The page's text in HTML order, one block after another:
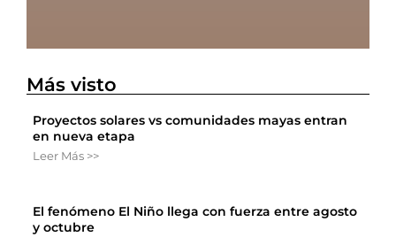
Más visto
Proyectos solares vs comunidades mayas entran
en nueva etapa
Leer Más >>
El fenómeno El Niño llega con fuerza entre agosto
y octubre